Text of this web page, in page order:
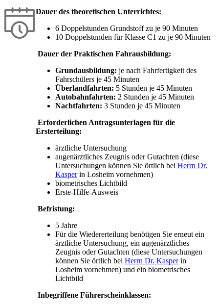
Dauer des theoretischen Unterrichtes:
6 Doppelstunden Grundstoff zu je 90 Minuten
10 Doppelstunden für Klasse C1 zu je 90 Minuten
Dauer der Praktischen Fahrausbildung:
Grundausbildung: je nach Fahrfertigkeit des
Fahrschülers je 45 Minuten
Überlandfahrten: 5 Stunden je 45 Minuten
Autobahnfahrten: 2 Stunden je 45 Minuten
Nachtfahrten: 3 Stunden je 45 Minuten
Erforderlichen Antragsunterlagen für die
Ersterteilung:
ärztliche Untersuchung
augenärztliches Zeugnis oder Gutachten (diese
Untersuchungen können Sie örtlich bei Herrn Dr.
Kasperin Losheim vornehmen)
biometrisches Lichtbild
Erste-Hilfe-Ausweis
Befristung:
5 Jahre
Für die Wiedererteilung benötigen Sie erneut ein
ärztliche Untersuchung, ein augenärztliches
Zeugnis oder Gutachten (diese Untersuchungen
können Sie örtlich bei Herrn Dr. Kasperin
Losheim vornehmen) und ein biometrisches
Lichtbild
Inbegriffene Führerscheinklassen: